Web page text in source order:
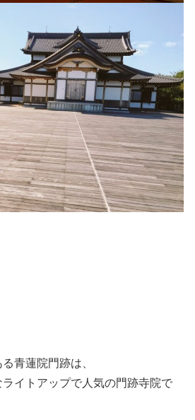
青蓮院門跡は、
イトアップで人気の門跡寺院で